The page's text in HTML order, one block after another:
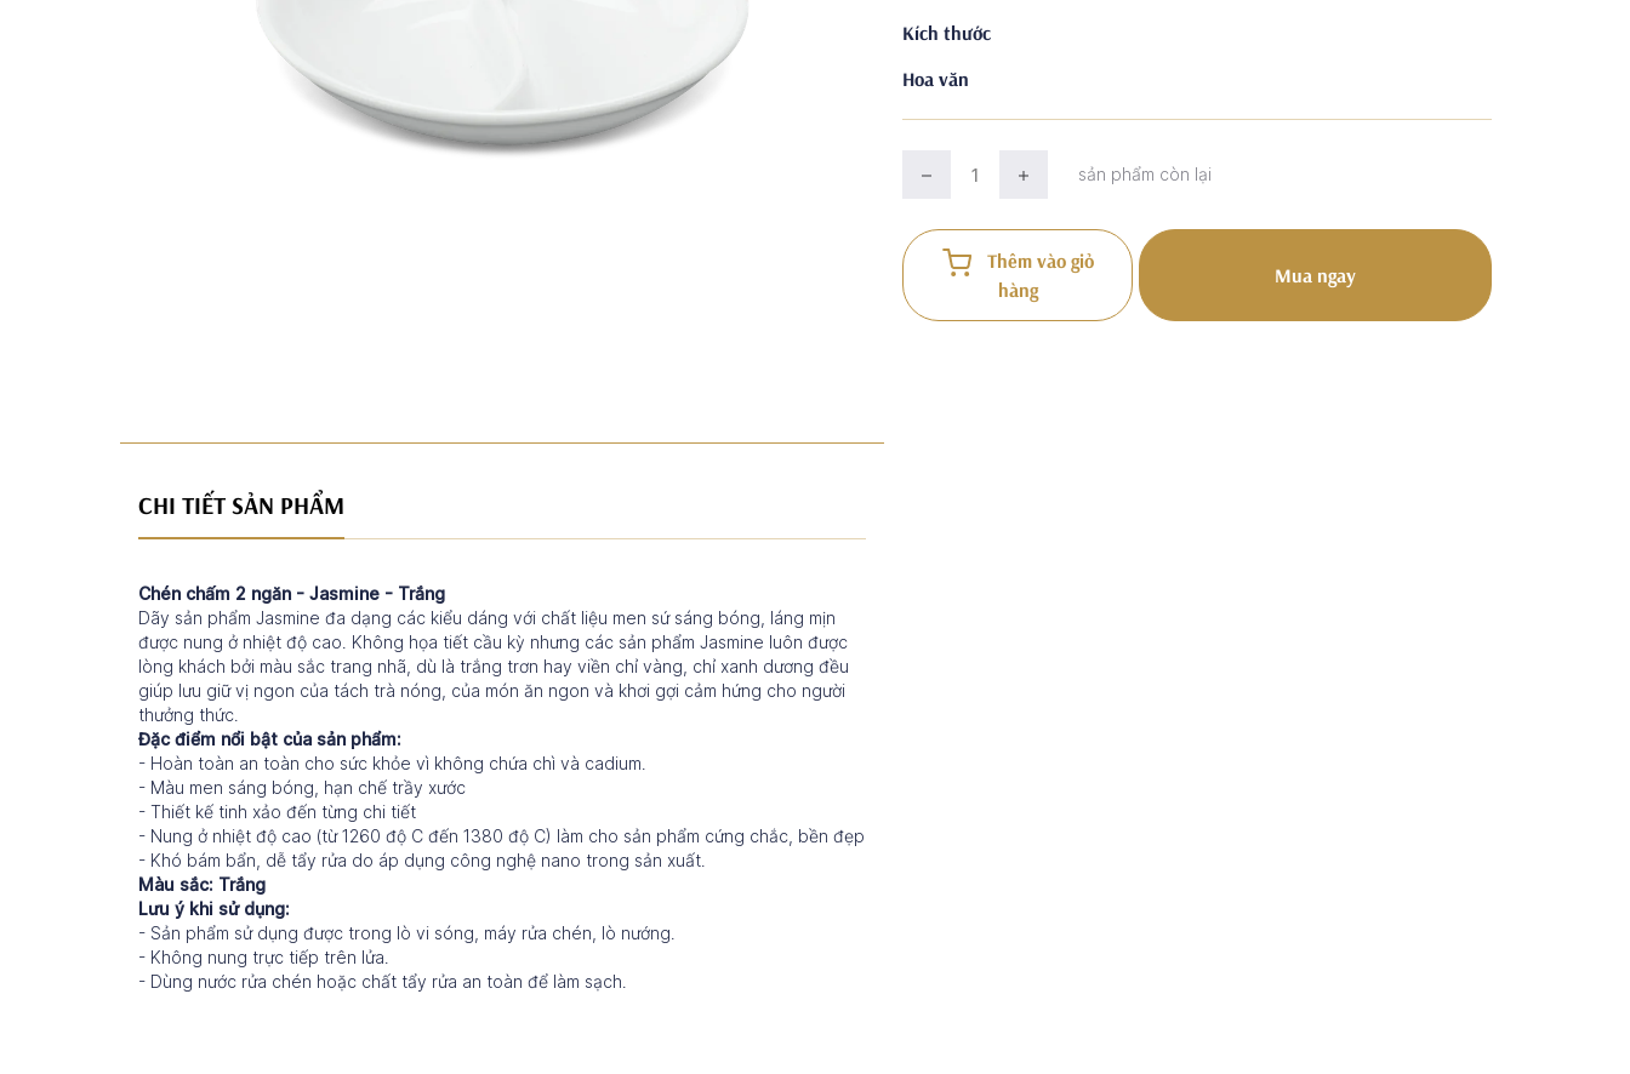
Kích thước
Hoa văn
sản phẩm còn lại
Thêm vào giỏ
hàng
Mua ngay
CHI TIẾT SẢN PHẨM
Chén chấm 2 ngăn - Jasmine - Trắng
Dãy sản phẩm Jasmine đa dạng các kiểu dáng với chất liệu men sứ sáng bóng, láng mịn
được nung ở nhiệt độ cao. Không họa tiết cầu kỳ nhưng các sản phẩm Jasmine luôn được
lòng khách bởi màu sắc trang nhã, dù là trắng trơn hay viền chỉ vàng, chỉ xanh dương đều
giúp lưu giữ vị ngon của tách trà nóng, của món ăn ngon và khơi gợi cảm hứng cho người
thưởng thức.
Đặc điểm nổi bật của sản phẩm:
- Hoàn toàn an toàn cho sức khỏe vì không chứa chì và cadium.
- Màu men sáng bóng, hạn chế trầy xước
- Thiết kế tinh xảo đến từng chi tiết
- Nung ở nhiệt độ cao (từ 1260 độ C đến 1380 độ C) làm cho sản phẩm cứng chắc, bền đẹp
- Khó bám bẩn, dễ tẩy rửa do áp dụng công nghệ nano trong sản xuất.
Màu sắc: Trắng
Lưu ý khi sử dụng:
- Sản phẩm sử dụng được trong lò vi sóng, máy rửa chén, lò nướng.
- Không nung trực tiếp trên lửa.
- Dùng nước rửa chén hoặc chất tẩy rửa an toàn để làm sạch.